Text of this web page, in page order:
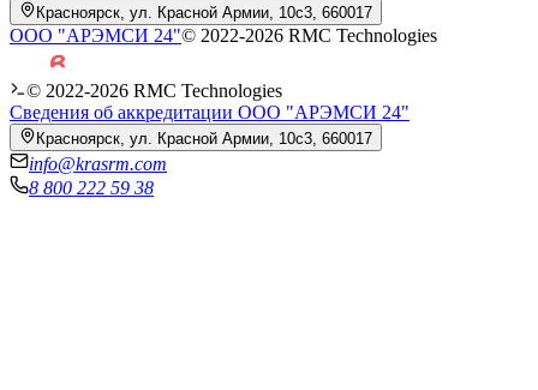
Красноярск, ул. Красной Армии, 10с3, 660017
ООО "АРЭМСИ 24"© 2022-2026 RMC Technologies
© 2022-2026 RMC Technologies
Сведения об аккредитации ООО "АРЭМСИ 24"
Красноярск, ул. Красной Армии, 10с3, 660017
info@krasrm.com
8 800 222 59 38